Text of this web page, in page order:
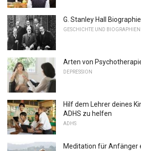
G. Stanley Hall Biographie
GESCHICHTE UND BIOGRAPHIEN
Arten von
DEPRESSION
Hilf dem Lehrer deines
ADHS zu helfen
ADHS
Meditation für Anfänger